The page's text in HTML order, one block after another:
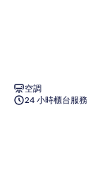
空調
24 小時櫃台服務